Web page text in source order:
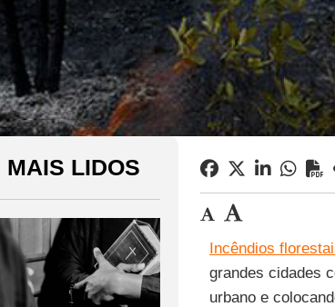
MAIS LIDOS
Incêndios
grandes cidades
urbano e